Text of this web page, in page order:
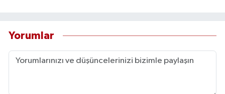
Yorumlar